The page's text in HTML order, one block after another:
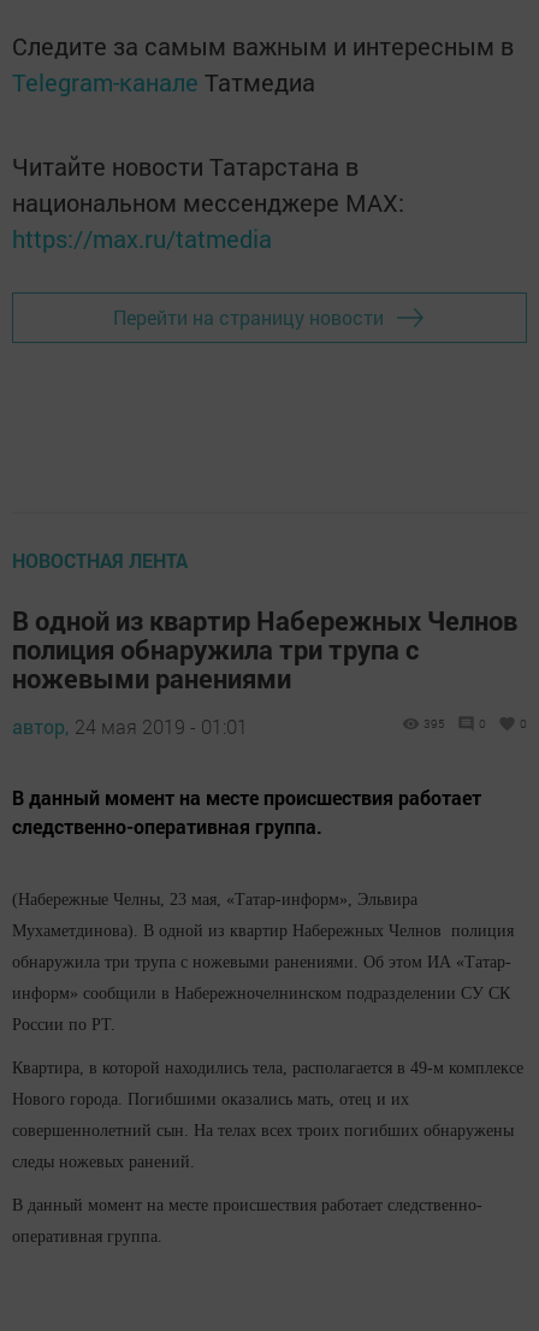
Следите за самым важным и интересным в
Telegram-канале Татмедиа
Читайте новости Татарстана в
национальном мессенджере MАХ:
https://max.ru/tatmedia
Перейти на страницу новости
НОВОСТНАЯ ЛЕНТА
В одной из квартир Набережных Челнов
полиция обнаружила три трупа с
ножевыми ранениями
автор, 24 мая 2019 - 01:01 395 0 0
В данный момент на месте происшествия работает
следственно-оперативная группа.
(Набережные Челны, 23 мая, «Татар-информ», Эльвира
Мухаметдинова). В одной из квартир Набережных Челнов полиция
обнаружила три трупа с ножевыми ранениями. Об этом ИА «Татар-
информ» сообщили в Набережночелнинском подразделении СУ СК
России по РТ.
Квартира, в которой находились тела, располагается в 49-м комплексе
Нового города. Погибшими оказались мать, отец и их
совершеннолетний сын. На телах всех троих погибших обнаружены
следы ножевых ранений.
В данный момент на месте происшествия работает следственно-
оперативная группа.